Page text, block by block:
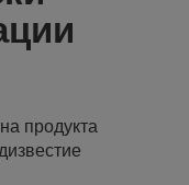
продукта